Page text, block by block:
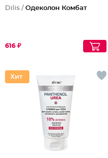
Dilis / Одеколон Комбат
616 ₽